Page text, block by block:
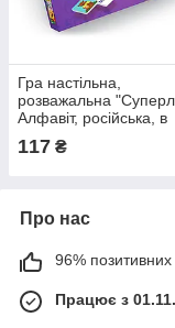
Гра настільна,
розважальна
Алфавіт, російська, в
117 ₴
Про нас
96% позитивних
Працює з